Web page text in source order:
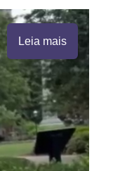
Leia mais